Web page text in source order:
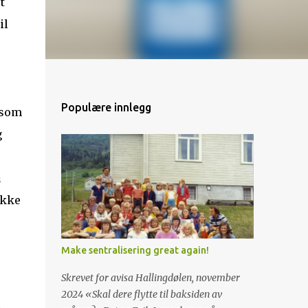
Populære innlegg
Make sentralisering great again!
Skrevet for avisa Hallingdølen, november
2024 «Skal dere flytte til baksiden av